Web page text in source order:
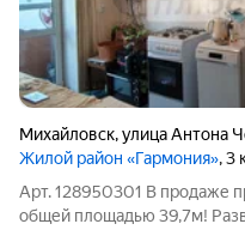
Михайловск,улица Антона
Жилой район «Гармония», 3
Арт. 128950301 В продаже
общей площадью 39,7м!